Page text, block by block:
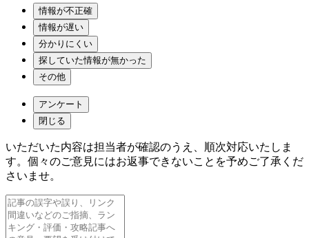
情報が不正確
情報が遅い
分かりにくい
探していた情報が無かった
その他
アンケート
閉じる
いただいた内容は担当者が確認のうえ、順次対応いたしま
す。個々のご意見にはお返事できないことを予めご了承くだ
さいませ。